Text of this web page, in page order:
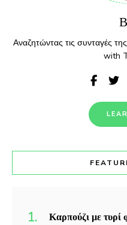
Αναζητώντας τις συνταγές
with
Καρπούζι με τυρί